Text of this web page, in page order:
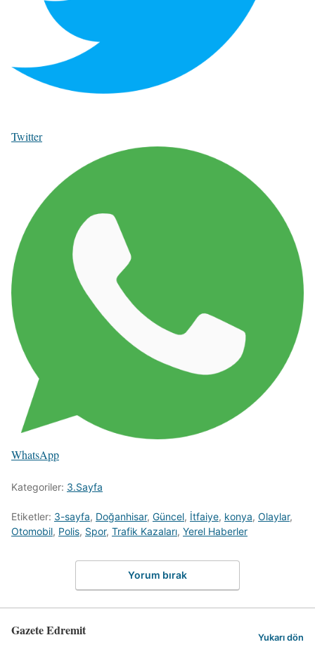
Twitter
WhatsApp
Kategoriler: 3.Sayfa
Etiketler: 3-sayfa, Doğanhisar, Güncel, İtfaiye, konya, Olaylar,
Otomobil, Polis, Spor, Trafik Kazaları, Yerel Haberler
Yorum bırak
Gazete Edremit Yukarı dön